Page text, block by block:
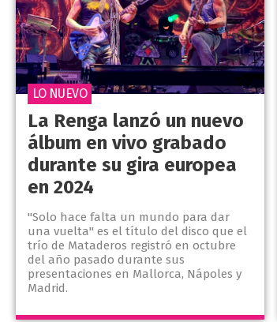
La Renga lanzó un nuevo
álbum en vivo grabado
durante su gira europea
en 2024
"Solo hace falta un mundo para dar
una vuelta" es el título del disco que el
trío de Mataderos registró en octubre
del año pasado durante sus
presentaciones en Mallorca, Nápoles y
Madrid.
LO NUEVO